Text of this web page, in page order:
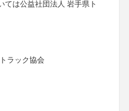
ては公益社団法人 岩手県ト
ラック協会